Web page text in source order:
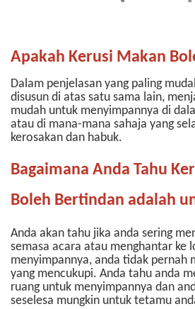
Apakah Kerusi Makan
Dalam penjelasan yang paling
disusun di atas satu sama lain,
mudah untuk menyimpannya di
atau di mana-mana sahaja yang
kerosakan dan habuk.
Bagaimana Anda Tahu
Boleh Bertindan adalah
Anda akan tahu jika anda sering
semasa acara atau menghantar ke
menyimpannya, anda tidak pernah
yang mencukupi. Anda tahu anda
ruang untuk menyimpannya dan
seselesa mungkin untuk tetamu